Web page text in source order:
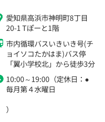
愛知県高浜市神明町8丁目
20-1 Tぽーと1階
市内循環バスいきいき号(チ
ョイソコたかはま)バス停
「翼小学校北」から徒歩3分
10:00～19:00（定休日：●
毎月第４水曜日
）